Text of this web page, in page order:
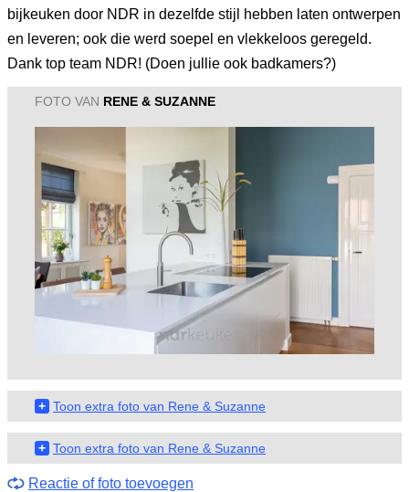
bijkeuken door NDR in dezelfde stijl hebben laten ontwerpen
en leveren; ook die werd soepel en vlekkeloos geregeld.
Dank top team NDR! (Doen jullie ook badkamers?)
FOTO VAN RENE & SUZANNE
+ Toon extra foto van Rene & Suzanne
+ Toon extra foto van Rene & Suzanne
Reactie of foto toevoegen